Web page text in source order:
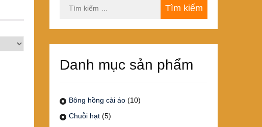
kiếm
Danh mục sản phẩm
Bông hồng cài áo (10)
Chuỗi hạt (5)